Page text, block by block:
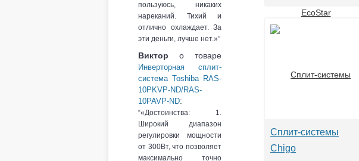
пользуюсь, никаких
нареканий. Тихий и
отлично охлаждает. За
эти деньги, лучше нет.»
Виктор о товаре
Инверторная сплит-
система Toshiba RAS-
10PKVP-ND/RAS-
10PAVP-ND:
«Достоинства: 1.
Широкий диапазон
регулировки мощности
от 300Вт, что позволяет
максимально точно
Сплит-системы
Chigo